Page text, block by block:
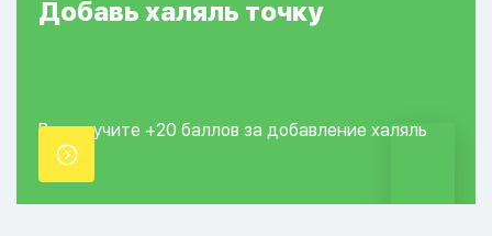
Добавь халяль точку
Вы получите +20 баллов за добавление халяль
точки.